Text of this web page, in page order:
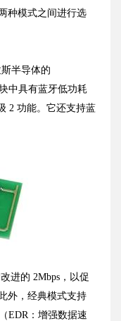
种模式之间进行选
半导体的
中具有蓝牙低功耗
2 功能。它还支持蓝
进的 2Mbps，以促
外，经典模式支持
EDR：增强数据速